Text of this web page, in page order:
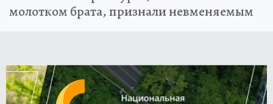
молотком брата, признали невменяемым